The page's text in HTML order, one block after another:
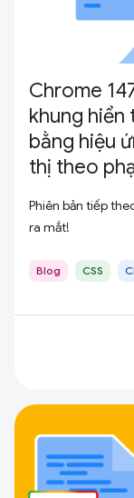
Chrome
khung hiển
bằng hiệu
thị theo
Phiên bản tiếp
ra mắt!
Blog CSS